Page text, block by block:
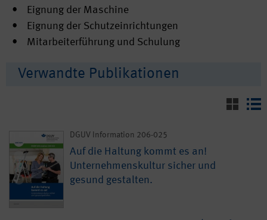
• Eignung der Maschine
• Eignung der Schutzeinrichtungen
• Mitarbeiterführung und Schulung
Verwandte Publikationen
DGUV Information 206-025
Auf die Haltung kommt es an!
Unternehmenskultur sicher und
gesund gestalten.